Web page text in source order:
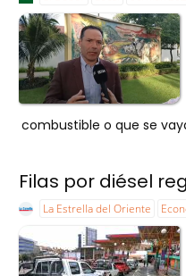
combustible o que se
Filas por diésel
La Estrella del Oriente